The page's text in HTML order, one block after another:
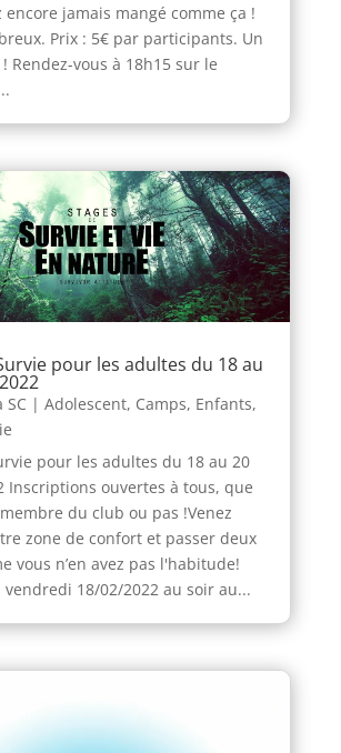
encore jamais mangé comme ça !
Prix : 5€ par participants. Un
Rendez-vous à 18h15 sur le
pour les adultes du 18 au
| Adolescent, Camps, Enfants,
pour les adultes du 18 au 20
Inscriptions ouvertes à tous, que
du club ou pas !Venez
zone de confort et passer deux
vous n’en avez pas l'habitude!
vendredi 18/02/2022 au soir au...